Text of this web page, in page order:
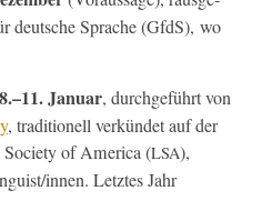
deutsche Sprache (GfdS), wo
8.–11. Jan­u­ar, durchge­führt von
, tra­di­tionell verkün­det auf der
Soci­ety of Amer­i­ca (LSA),
innen. Let­ztes Jahr